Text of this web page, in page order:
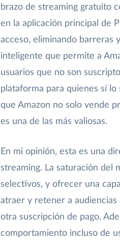
brazo de streaming gratuito
en la aplicación principal de
acceso, eliminando barreras
inteligente que permite a
usuarios que no son
plataforma para quienes sí
que Amazon no solo vende
es una de las más valiosas.
En mi opinión, esta es una
streaming. La saturación del
selectivos, y ofrecer una
atraer y retener a
otra suscripción de pago.
comportamiento incluso de